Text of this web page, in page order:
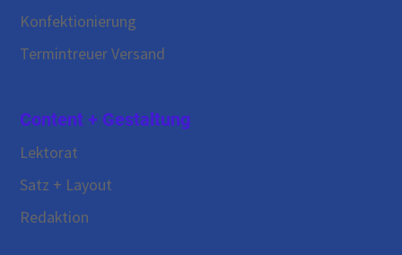
Content + Gestaltung
Lektorat
Satz + Layout
Redaktion
Konfektionierung
Termintreuer Versand